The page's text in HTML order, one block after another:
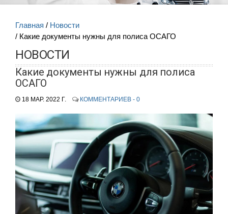
Главная
Новости
Какие документы нужны для полиса ОСАГО
НОВОСТИ
Какие документы нужны для полиса
ОСАГО
18 МАР. 2022 Г. КОММЕНТАРИЕВ - 0